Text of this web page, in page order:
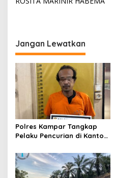
g
a
s
i
p
o
s
Jangan Lewatkan
Polres Kampar Tangkap
Pelaku Pencurian di Kantor